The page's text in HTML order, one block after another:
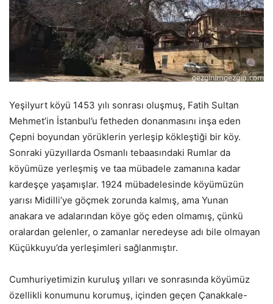
Yeşilyurt köyü 1453 yılı sonrası oluşmuş, Fatih Sultan
Mehmet’in İstanbul’u fetheden donanmasını inşa eden
Çepni boyundan yörüklerin yerleşip kökleştiği bir köy.
Sonraki yüzyıllarda Osmanlı tebaasındaki Rumlar da
köyümüze yerleşmiş ve taa mübadele zamanına kadar
kardeşçe yaşamışlar. 1924 mübadelesinde köyümüzün
yarısı Midilli’ye göçmek zorunda kalmış, ama Yunan
anakara ve adalarından köye göç eden olmamış, çünkü
oralardan gelenler, o zamanlar neredeyse adı bile olmayan
Küçükkuyu’da yerleşimleri sağlanmıştır.
Cumhuriyetimizin kuruluş yılları ve sonrasında köyümüz
özellikli konumunu korumuş, içinden geçen Çanakkale-